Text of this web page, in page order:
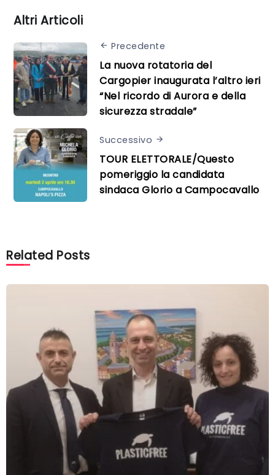
Altri Articoli
Precedente
La nuova rotatoria del
Cargopier inaugurata l’altro ieri
“Nel ricordo di Aurora e della
sicurezza stradale”
Successivo
TOUR ELETTORALE/Questo
pomeriggio la candidata
sindaca Glorio a Campocavallo
Related Posts